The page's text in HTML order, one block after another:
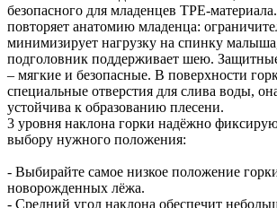
безопасного для младенцев TPE-
повторяет анатомию младенца:
минимизирует нагрузку на спинку
подголовник поддерживает шею.
– мягкие и безопасные. В поверхности
специальные отверстия для слива воды,
устойчива к образованию плесени.
3 уровня наклона горки надёжно
выбору нужного положения:
- Выбирайте самое низкое положение
новорожденных лёжа.
- Средний угол наклона обеспечит